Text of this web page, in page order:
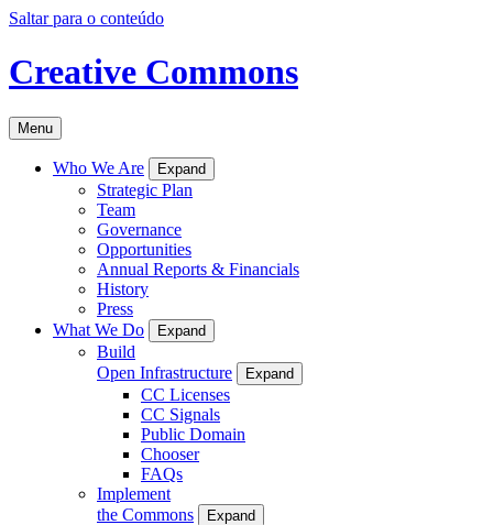
Saltar para o conteúdo
Creative Commons
Menu
Who We Are Expand
Strategic Plan
Team
Governance
Opportunities
Annual Reports & Financials
History
Press
What We Do
Expand
Build
Open Infrastructure
Expand
CC Licenses
CC Signals
Public Domain
Chooser
FAQs
Implement
the Commons
Expand